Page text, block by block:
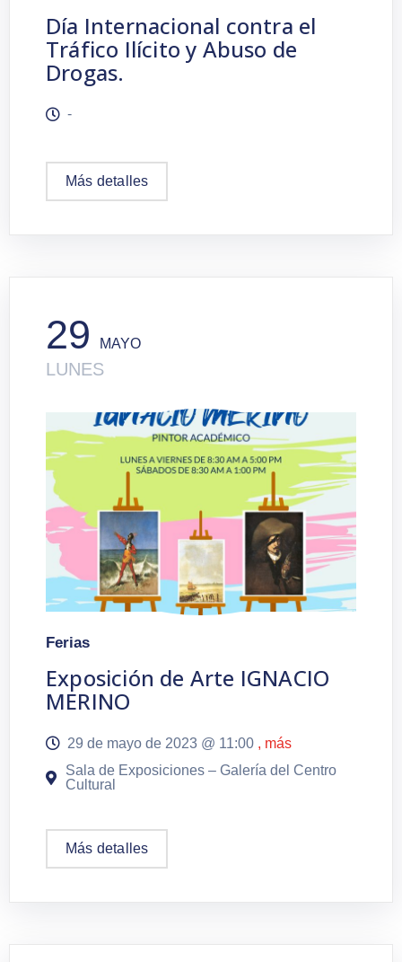
Día Internacional contra el
Tráfico Ilícito y Abuso de
Drogas.
-
Más detalles
29MAYO
LUNES
Ferias
Exposición de Arte IGNACIO
MERINO
29 de mayo de 2023 @ 11:00 , más
Sala de Exposiciones – Galería del Centro
Cultural
Más detalles